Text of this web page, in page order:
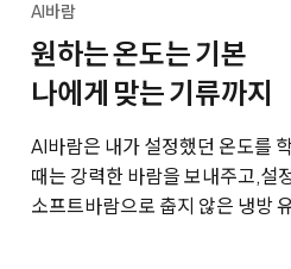
AI바람
원하는 온도는 기본
나에게 맞는 기류까지
AI바람은 내가 설정했던 온도를
때는 강력한 바람을 보내주고,설
소프트바람으로 춥지 않은 냉방